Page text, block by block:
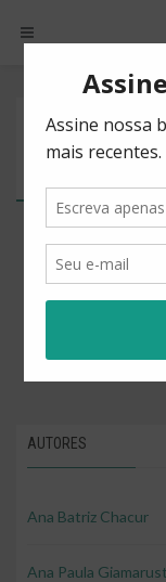
AUTORES
Ana Batriz Chacur
Ana Paula